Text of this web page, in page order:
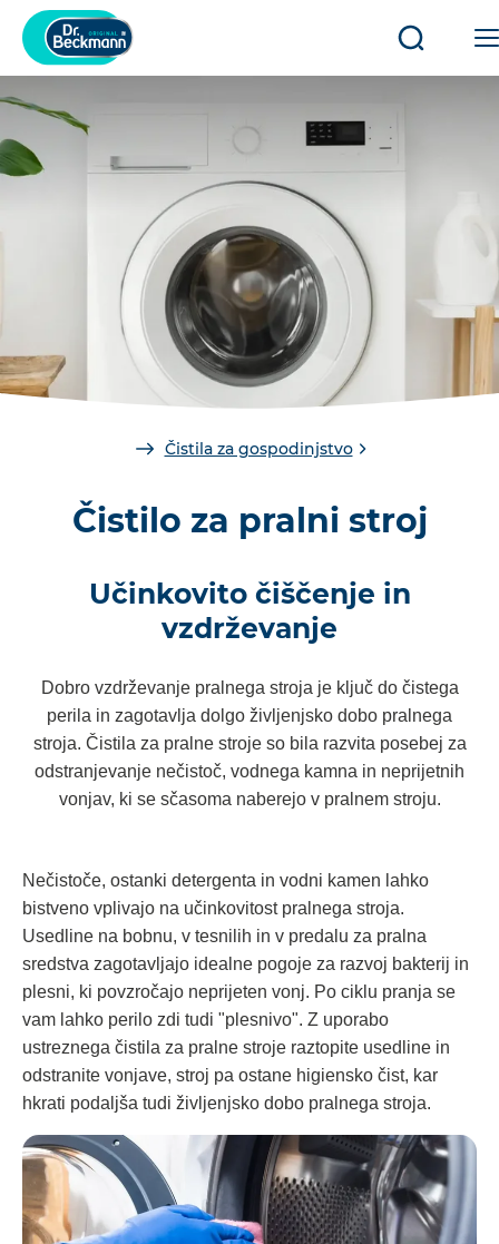
Odpri/
Čistila za gospodinjstvo
Čistilo za pralni stroj
Učinkovito čiščenje in
vzdrževanje
Dobro vzdrževanje pralnega stroja je ključ do čistega
perila in zagotavlja dolgo življenjsko dobo pralnega
stroja. Čistila za pralne stroje so bila razvita posebej za
odstranjevanje nečistoč, vodnega kamna in neprijetnih
vonjav, ki se sčasoma naberejo v pralnem stroju.
Nečistoče, ostanki detergenta in vodni kamen lahko
bistveno vplivajo na učinkovitost pralnega stroja.
Usedline na bobnu, v tesnilih in v predalu za pralna
sredstva zagotavljajo idealne pogoje za razvoj bakterij in
plesni, ki povzročajo neprijeten vonj. Po ciklu pranja se
vam lahko perilo zdi tudi "plesnivo". Z uporabo
ustreznega čistila za pralne stroje raztopite usedline in
odstranite vonjave, stroj pa ostane higiensko čist, kar
hkrati podaljša tudi življenjsko dobo pralnega stroja.